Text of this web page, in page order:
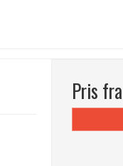
Pris fra